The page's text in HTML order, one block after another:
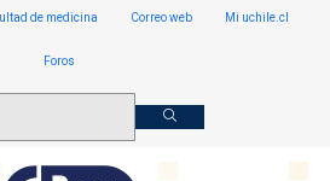
de medicina Correo web Mi uchile.cl
Foros